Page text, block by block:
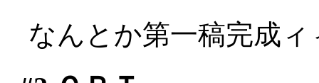
なんとか第一稿完成